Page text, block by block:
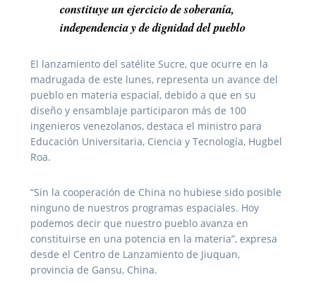
constituye un ejercicio de soberanía,
independencia y de dignidad del pueblo
El lanzamiento del satélite Sucre, que ocurre en la
madrugada de este lunes, representa un avance del
pueblo en materia espacial, debido a que en su
diseño y ensamblaje participaron más de 100
ingenieros venezolanos, destaca el ministro para
Educación Universitaria, Ciencia y Tecnología, Hugbel
Roa.
“Sin la cooperación de China no hubiese sido posible
ninguno de nuestros programas espaciales. Hoy
podemos decir que nuestro pueblo avanza en
constituirse en una potencia en la materia”, expresa
desde el Centro de Lanzamiento de Jiuquan,
provincia de Gansu, China.